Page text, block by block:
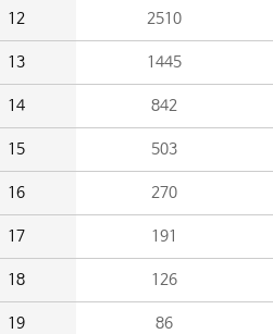
12 2510
13 1445
14 842
15 503
16 270
17 191
18 126
19 86